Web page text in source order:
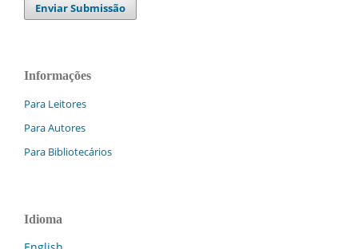
Enviar Submissão
Informações
Para Leitores
Para Autores
Para Bibliotecários
Idioma